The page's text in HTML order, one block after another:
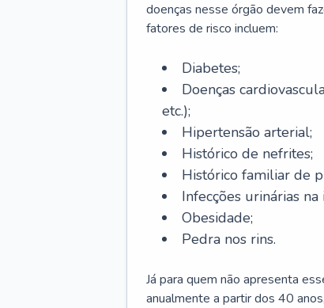
doenças nesse órgão devem
fatores de risco incluem:
Diabetes;
Doenças
etc.);
Hipertensão arterial;
Histórico de nefrites;
Histórico familiar de
Infecções urinárias na
Obesidade;
Pedra nos rins.
Já para quem não apresenta
anualmente a partir dos 40